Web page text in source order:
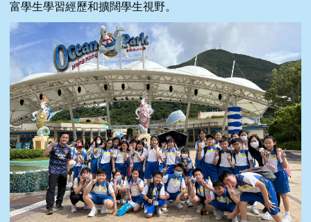
富學生學習經歷和擴闊學生視野。